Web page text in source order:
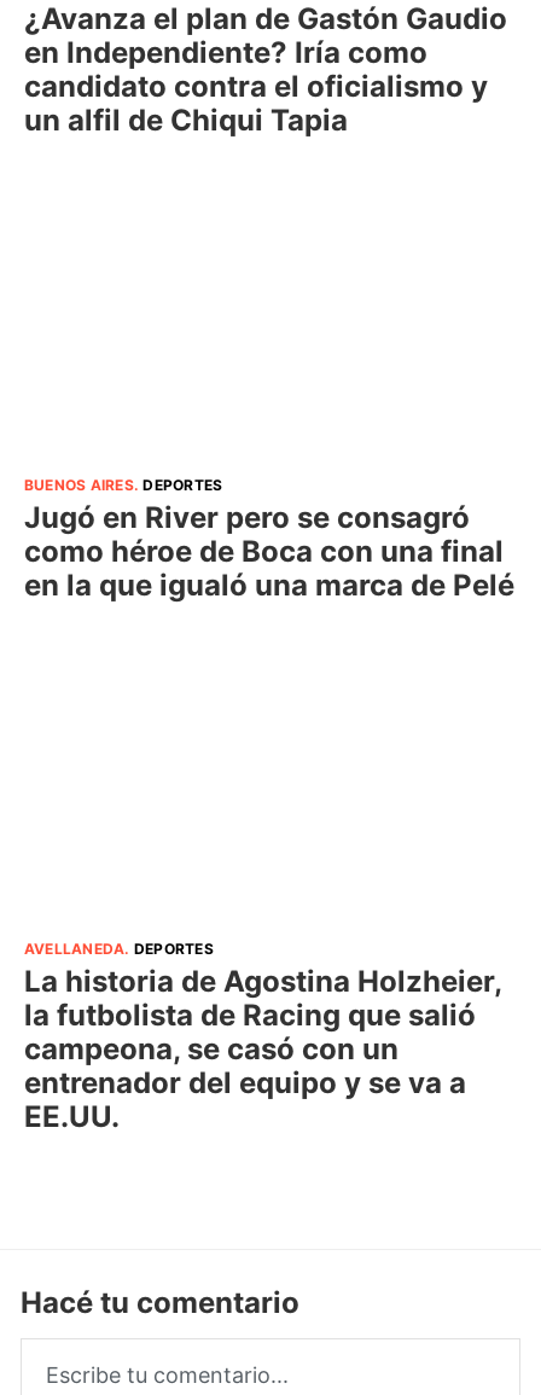
¿Avanza el plan de Gastón Gaudio
en Independiente? Iría como
candidato contra el oficialismo y
un alfil de Chiqui Tapia
BUENOS AIRES.DEPORTES
Jugó en River pero se consagró
como héroe de Boca con una final
en la que igualó una marca de Pelé
AVELLANEDA. DEPORTES
La historia de Agostina Holzheier,
la futbolista de Racing que salió
campeona, se casó con un
entrenador del equipo y se va a
EE.UU.
Hacé tu comentario